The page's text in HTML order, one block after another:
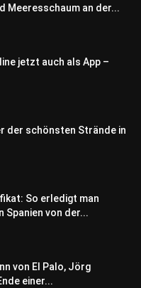
Meeresschaum an der...
jetzt auch als App –
der schönsten Strände in
So erledigt man
Spanien von der...
von El Palo, Jörg
einer...